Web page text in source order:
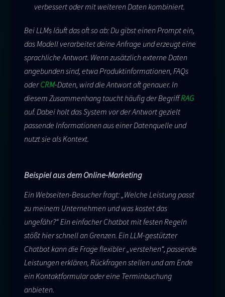
verbessert oder mit weiteren Daten kombiniert.
Bei LLMs läuft das oft so ab: Du gibst einen Prompt ein,
das Modell verarbeitet deine Anfrage und erzeugt eine
sprachliche Antwort. Wenn zusätzlich externe Daten
angebunden sind, etwa Produktinformationen, FAQs
oderCRM-Daten, wird die Antwort oft genauer. In
diesem Zusammenhang taucht häufig der BegriffRAG
auf. Dabei holt das System vor der Antwort gezielt
passende Informationen aus einer Datenquelle und
nutzt sie als Kontext.
Beispiel aus dem Online-Marketing
Ein Webseiten-Besucher fragt: „Welche Leistung passt
zu meinem Unternehmen und was kostet das
ungefähr?“ Ein einfacher Chatbot mit festen Regeln
stößt hier schnell an Grenzen. Ein LLM-gestützter
Chatbot kann die Frage flexibler „verstehen“, passende
Leistungen erklären, Rückfragen stellen und am Ende
ein Kontaktformular oder eine Terminbuchung
anbieten.